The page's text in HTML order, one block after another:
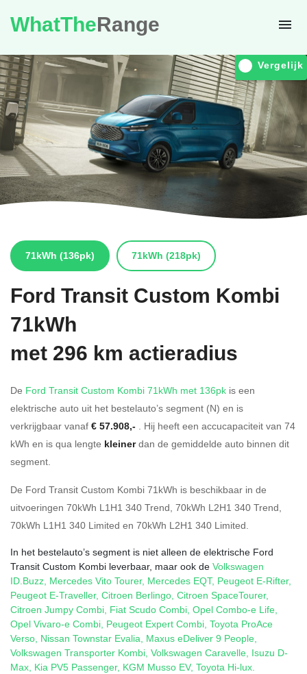
WhatTheRange
Vergelijk
71kWh (136pk) 71kWh (218pk)
Ford Transit Custom Kombi
71kWh
met 296 km actieradius
De Ford Transit Custom Kombi 71kWh met 136pk is een
elektrische auto uit het bestelauto’s segment (N) en is
verkrijgbaar vanaf € 57.908,- . Hij heeft een accucapaciteit van 74
kWh en is qua lengte kleinerdan de gemiddelde auto binnen dit
segment.
De Ford Transit Custom Kombi 71kWh is beschikbaar in de
uitvoeringen 70kWh L1H1 340 Trend, 70kWh L2H1 340 Trend,
70kWh L1H1 340 Limited en 70kWh L2H1 340 Limited.
In het bestelauto’s segment is niet alleen de elektrische Ford
Transit Custom Kombi leverbaar, maar ook de Volkswagen
ID.Buzz, Mercedes Vito Tourer, Mercedes EQT, Peugeot E-Rifter,
Peugeot E-Traveller, Citroen Berlingo, Citroen SpaceTourer,
Citroen Jumpy Combi, Fiat Scudo Combi, Opel Combo-e Life,
Opel Vivaro-e Combi, Peugeot Expert Combi, Toyota ProAce
Verso, Nissan Townstar Evalia, Maxus eDeliver 9 People,
Volkswagen Transporter Kombi, Volkswagen Caravelle, Isuzu D-
Max, Kia PV5 Passenger, KGM Musso EV, Toyota Hi-lux.